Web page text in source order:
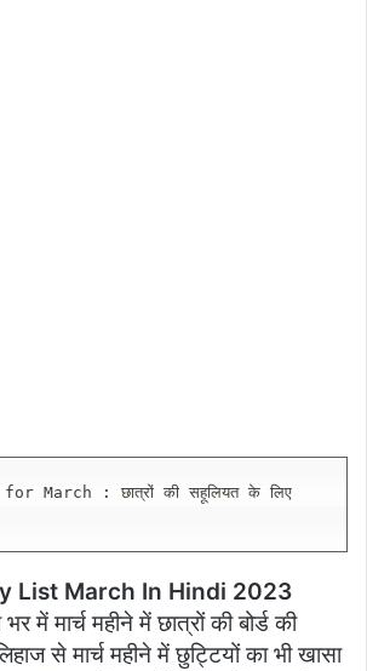
March : छात्रों की सहूलियत के लिए
List March In Hindi 2023
में मार्च महीने में छात्रों की बोर्ड की
से मार्च महीने में छुट्टियों का भी खासा